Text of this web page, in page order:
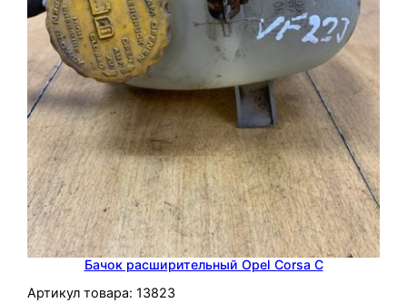
Бачок расширительный Opel Corsa C
Артикул товара: 13823